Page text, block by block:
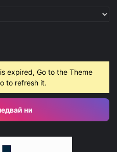
expired, Go to the Theme
to refresh it.
ни